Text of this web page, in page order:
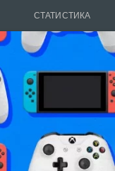
СТАТИСТИКА